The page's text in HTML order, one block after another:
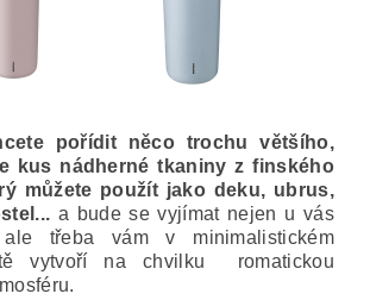
pořídit něco trochu většího,
kus nádherné tkaniny z finského
můžete použít jako deku, ubrus,
a bude se vyjímat nejen u vás
třeba vám v minimalistickém
vytvoří na chvilku romatickou